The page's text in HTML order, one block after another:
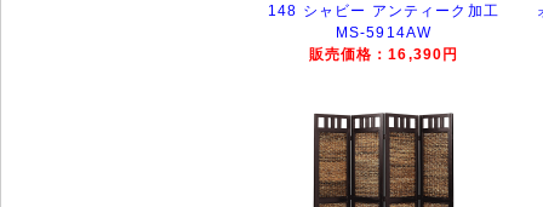
148 シャビー アンティーク加工
MS-5914AW
販売価格：16,390円